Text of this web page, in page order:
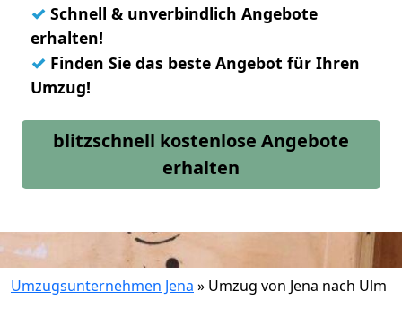
✓ Schnell & unverbindlich Angebote
erhalten!
✓ Finden Sie das beste Angebot für Ihren
Umzug!
blitzschnell kostenlose Angebote
erhalten
Umzugsunternehmen Jena » Umzug von Jena nach Ulm